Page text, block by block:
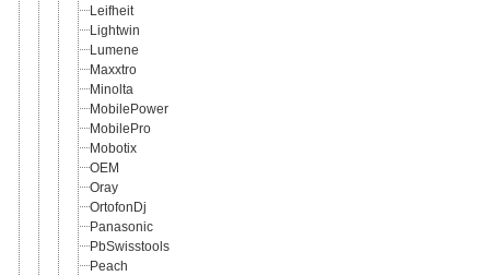
Leifheit
Lightwin
Lumene
Maxxtro
Minolta
MobilePower
MobilePro
Mobotix
OEM
Oray
OrtofonDj
Panasonic
PbSwisstools
Peach